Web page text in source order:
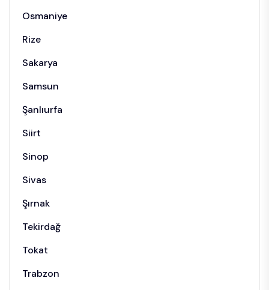
Osmaniye
Rize
Sakarya
Samsun
Şanlıurfa
Siirt
Sinop
Sivas
Şırnak
Tekirdağ
Tokat
Trabzon